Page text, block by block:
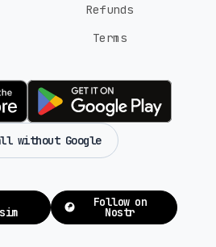
Refunds
Terms
without Google
Follow on
Nostr